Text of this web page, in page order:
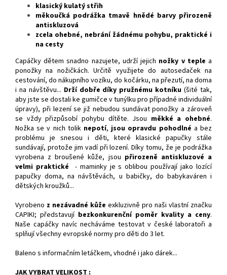
klasický kulatý střih
měkoučká podrážka tmavě hnědé barvy přirozeně
antiskluzová
zcela ohebné, nebrání žádnému pohybu, praktické i
na cesty
Capáčky dětem snadno nazujete, udrží jejich nožky v teple a
ponožky na nožičkách. Určitě využijete do autosedaček na
cestování, do nákupního vozíku, do kočárku, na přezutí, na doma
i na návštěvu... Drží dobře díky pružnému kotníku(šité tak,
aby jste se dostali ke gumičce v tunýlku pro případné individuální
úpravy), při lezení se již nebudou sundávat ponožky a zároveň
se vždy přizpůsobí pohybu dítěte. Jsou měkké a ohebné.
Nožka se v nich tolik nepotí, jsou opravdu pohodlné a bez
problému je snesou i děti, které klasické papučky stále
sundávají, protože jim vadí při lození. Díky tomu, že je podrážka
vyrobena z broušené kůže, jsou přirozeně antiskluzové a
velmi praktické - maminky je s oblibou používají jako lozící
papučky doma, na návštěvách, u babičky, do babykaváren i
dětských kroužků...
Vyrobeno z nezávadné kůže exkluzivně pro naši vlastní značku
CAPIKI; představují bezkonkurenční poměr kvality a ceny.
Naše capáčky navíc necháváme testovat v české laboratoři a
splňují všechny evropské normy pro děti do 3 let.
Baleno s informačním letáčkem, vhodné i jako dárek...
JAK VYBRAT VELIKOST :